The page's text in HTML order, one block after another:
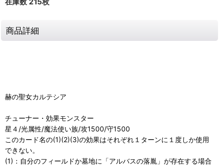
商品詳細
赫の聖女カルテシア
チューナー・効果モンスター
星４/光属性/魔法使い族/攻1500/守1500
このカード名の(1)(2)(3)の効果はそれぞれ１ターンに１度しか使用
できない。
(1)：自分のフィールドか墓地に「アルバスの落胤」が存在する場合